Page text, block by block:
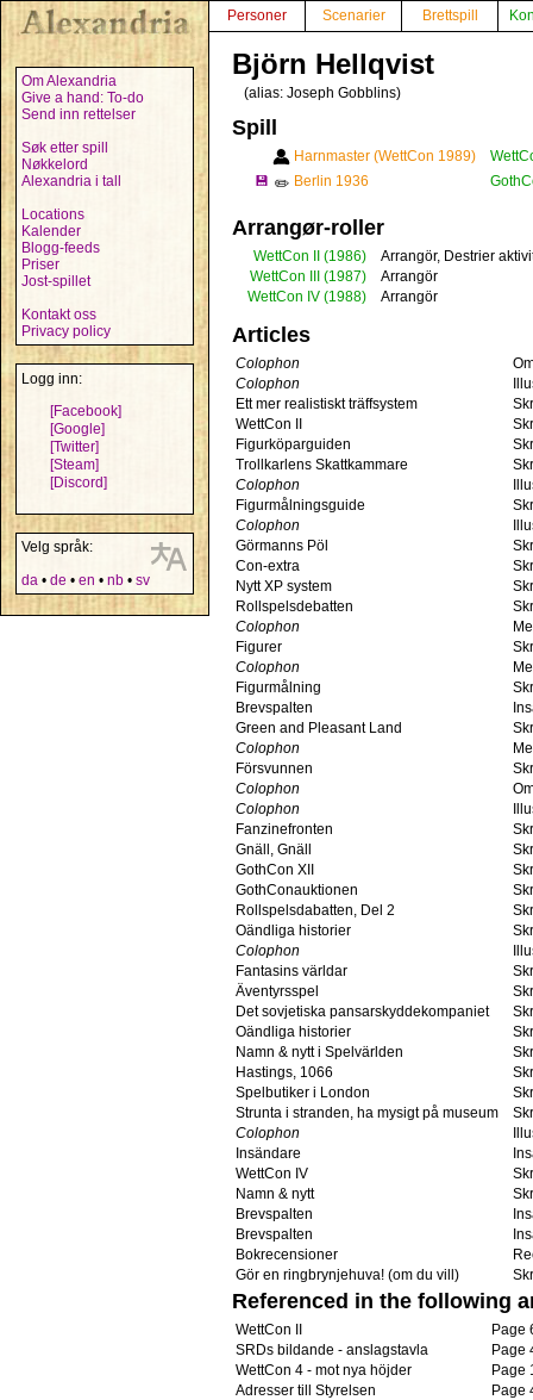
Om Alexandria
Give a hand: To-do
Send inn rettelser
Søk etter spill
Nøkkelord
Alexandria i tall
Locations
Kalender
Blogg-feeds
Priser
Jost-spillet
Kontakt oss
Privacy policy
Logg inn:
[Facebook]
[Google]
[Twitter]
[Steam]
[Discord]
Velg språk:
da • de • en • nb • sv
Personer Scenarier Brettspill
Björn Hellqvist
(alias: Joseph Gobblins)
Spill
Harnmaster (WettCon 1989)
💾 ✏️ Berlin 1936
Arrangør-roller
WettCon II (1986)
Arrangör, Destrier
WettCon III
(1987)
Arrangör
WettCon IV (1988) Arrangör
Articles
Colophon
Colophon
Ett mer realistiskt träffsystem
WettCon II
Figurköparguiden
Trollkarlens Skattkammare
Colophon
Figurmålningsguide
Colophon
Görmanns Pöl
Con-extra
Nytt XP system
Rollspelsdebatten
Colophon
Figurer
Colophon
Figurmålning
Brevspalten
Green and Pleasant Land
Colophon
Försvunnen
Colophon
Colophon
Fanzinefronten
Gnäll, Gnäll
GothCon XII
GothConauktionen
Rollspelsdabatten, Del 2
Oändliga historier
Colophon
Fantasins världar
Äventyrsspel
Det sovjetiska pansarskyddekompaniet
Oändliga historier
Namn & nytt i Spelvärlden
Hastings, 1066
Spelbutiker i London
Strunta i stranden, ha mysigt på museum
Colophon
Insändare
WettCon IV
Namn & nytt
Brevspalten
Brevspalten
Bokrecensioner
Gör en ringbrynjehuva! (om du vill)
Referenced in the following
WettCon II
Page
SRDs bildande - anslagstavla
Page
WettCon 4 - mot nya höjder
Page
Adresser till Styrelsen
Page